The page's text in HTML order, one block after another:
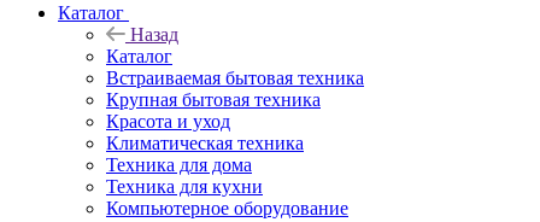
Каталог
Назад
Каталог
Встраиваемая бытовая техника
Крупная бытовая техника
Красота и уход
Климатическая техника
Техника для дома
Техника для кухни
Компьютерное оборудование